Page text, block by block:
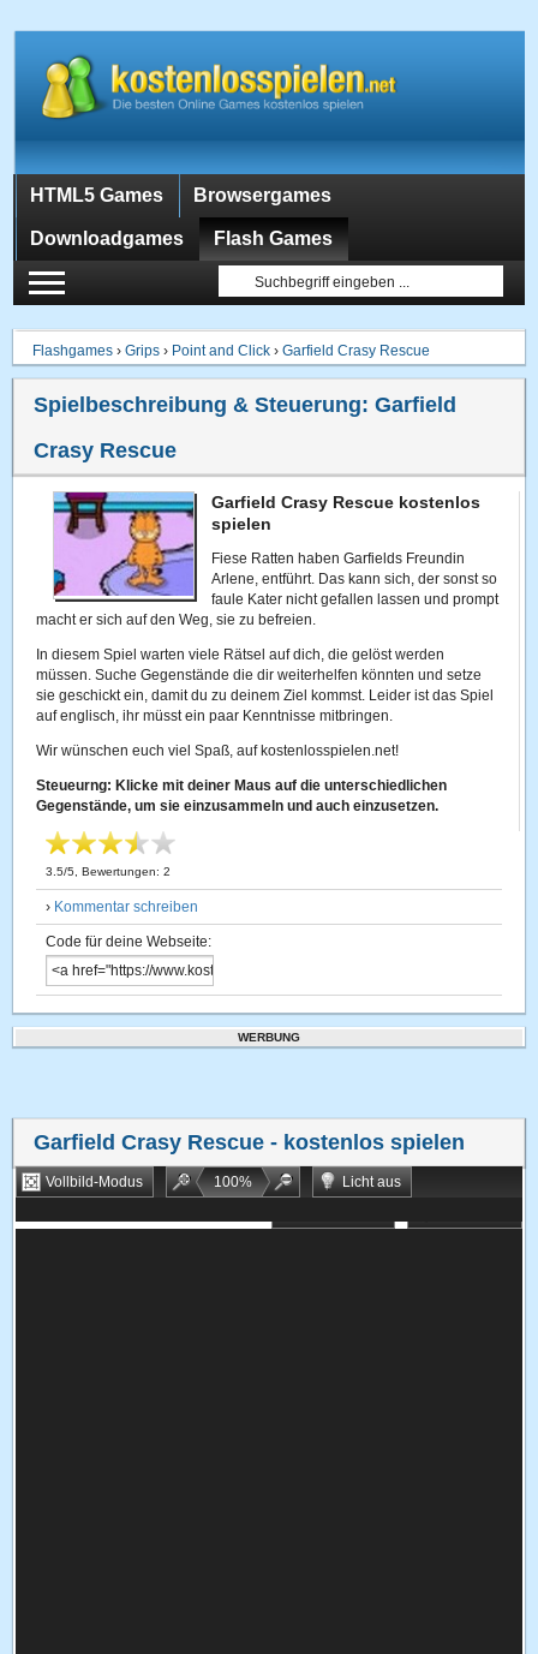
HTML5 Games Browsergames
Downloadgames Flash Games
Flashgames ›Grips › Point and Click ›Garfield Crasy Rescue
Spielbeschreibung & Steuerung:Garfield
Crasy Rescue
Garfield Crasy Rescue kostenlos
spielen
Fiese Ratten haben Garfields Freundin
Arlene, entführt. Das kann sich, der sonst so
faule Kater nicht gefallen lassen und prompt
macht er sich auf den Weg, sie zu befreien.
In diesem Spiel warten viele Rätsel auf dich, die gelöst werden
müssen. Suche Gegenstände die dir weiterhelfen könnten und setze
sie geschickt ein, damit du zu deinem Ziel kommst. Leider ist das Spiel
auf englisch, ihr müsst ein paar Kenntnisse mitbringen.
Wir wünschen euch viel Spaß, auf kostenlosspielen.net!
Steueurng: Klicke mit deiner Maus auf die unterschiedlichen
Gegenstände, um sie einzusammeln und auch einzusetzen.
3.5/5 , Bewertungen:2
› Kommentar schreiben
Code für deine Webseite:
WERBUNG
Garfield Crasy Rescue - kostenlos spielen
Vollbild-Modus 100%
Licht aus